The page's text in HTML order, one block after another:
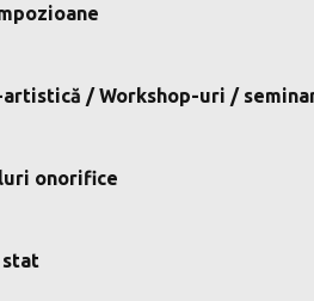
/ Workshop-uri /
onorifice